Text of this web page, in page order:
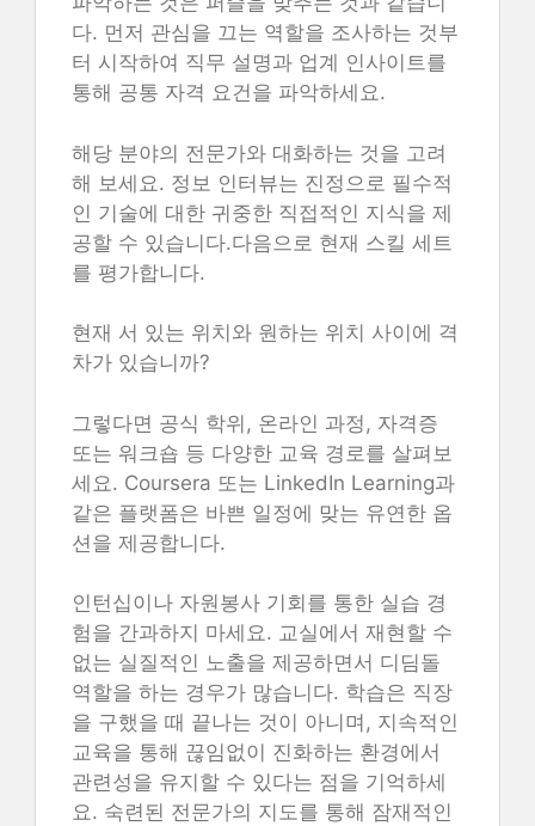
다. 먼저 관심을 끄는 역할을 조사하는 것부
터 시작하여 직무 설명과 업계 인사이트를
통해 공통 자격 요건을 파악하세요.
해당 분야의 전문가와 대화하는 것을 고려
해 보세요. 정보 인터뷰는 진정으로 필수적
인 기술에 대한 귀중한 직접적인 지식을 제
공할 수 있습니다.다음으로 현재 스킬 세트
를 평가합니다.
현재 서 있는 위치와 원하는 위치 사이에 격
차가 있습니까?
그렇다면 공식 학위, 온라인 과정, 자격증
또는 워크숍 등 다양한 교육 경로를 살펴보
세요. Coursera 또는 LinkedIn Learning과
같은 플랫폼은 바쁜 일정에 맞는 유연한 옵
션을 제공합니다.
인턴십이나 자원봉사 기회를 통한 실습 경
험을 간과하지 마세요. 교실에서 재현할 수
없는 실질적인 노출을 제공하면서 디딤돌
역할을 하는 경우가 많습니다. 학습은 직장
을 구했을 때 끝나는 것이 아니며, 지속적인
교육을 통해 끊임없이 진화하는 환경에서
관련성을 유지할 수 있다는 점을 기억하세
요. 숙련된 전문가의 지도를 통해 잠재적인